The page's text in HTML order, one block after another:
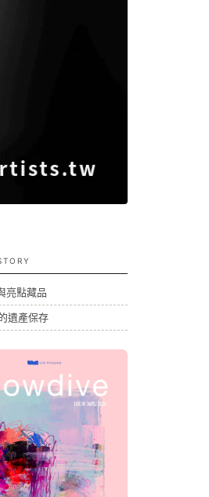
亮點藏品
遺產保存